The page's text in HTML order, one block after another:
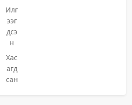
Илг
ээг
дсэ
н
Хас
агд
сан